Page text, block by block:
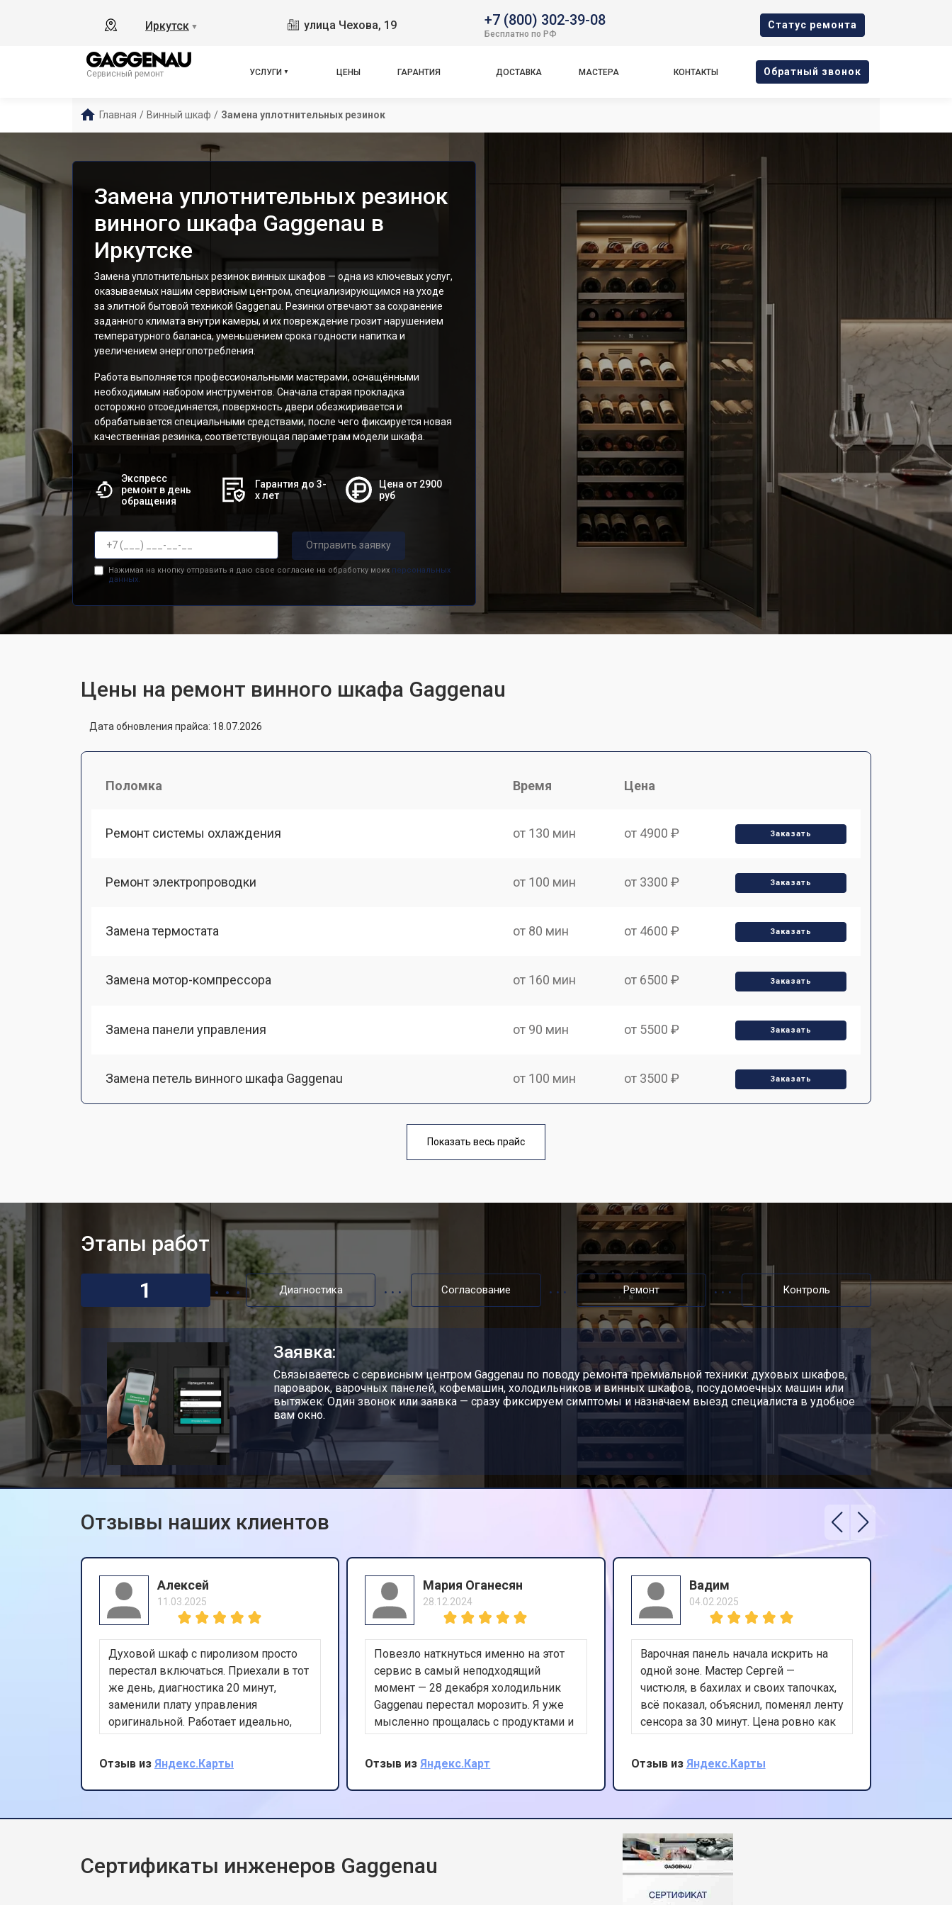
Иркутск ▼ улица Чехова, 19 +7 (800) 302-39-08
Бесплатно по РФ
Cтатус ремонта
Сервисный ремонт УСЛУГИ ЦЕНЫ ГАРАНТИЯ ДОСТАВКА МАСТЕРА КОНТАКТЫ Oбратный звонок
Главная / Винный шкаф / Замена уплотнительных резинок
Замена уплотнительных резинок
винного шкафа Gaggenau в
Иркутске
Замена уплотнительных резинок винных шкафов — одна из ключевых услуг,
оказываемых нашим сервисным центром, специализирующимся на уходе
за элитной бытовой техникой Gaggenau. Резинки отвечают за сохранение
заданного климата внутри камеры, и их повреждение грозит нарушением
температурного баланса, уменьшением срока годности напитка и
увеличением энергопотребления.
Работа выполняется профессиональными мастерами, оснащёнными
необходимым набором инструментов. Сначала старая прокладка
осторожно отсоединяется, поверхность двери обезжиривается и
обрабатывается специальными средствами, после чего фиксируется новая
качественная резинка, соответствующая параметрам модели шкафа.
Экспресс
ремонт в день
обращения
Гарантия до 3-
х лет
Цена от 2900
руб
Отправить заявку
Нажимая на кнопку отправить я даю свое согласие на обработку моих персональных
данных.
Цены на ремонт винного шкафа Gaggenau
Дата обновления прайса: 18.07.2026
Поломка Время Цена
Ремонт системы охлаждения от 130 мин от 4900 ₽ Заказать
Ремонт электропроводки от 100 мин от 3300 ₽ Заказать
Замена термостата от 80 мин от 4600 ₽ Заказать
Замена мотор-компрессора от 160 мин от 6500 ₽ Заказать
Замена панели управления от 90 мин от 5500 ₽ Заказать
Замена петель винного шкафа Gaggenau от 100 мин от 3500 ₽ Заказать
Показать весь прайс
Этапы работ
1
Диагностика Согласование Ремонт Контроль
Заявка:
Связываетесь с сервисным центром Gaggenau по поводу ремонта премиальной техники: духовых шкафов,
пароварок, варочных панелей, кофемашин, холодильников и винных шкафов, посудомоечных машин или
вытяжек. Один звонок или заявка — сразу фиксируем симптомы и назначаем выезд специалиста в удобное
вам окно.
Отзывы наших клиентов
Алексей
11.03.2025
Духовой шкаф с пиролизом просто
перестал включаться. Приехали в тот
же день, диагностика 20 минут,
заменили плату управления
оригинальной. Работает идеально,
цена не изменилась после осмотра.
Очень доволен скоростью и
качеством.
Отзыв из Яндекс.Карты
Мария Оганесян
28.12.2024
Повезло наткнуться именно на этот
сервис в самый неподходящий
момент — 28 декабря холодильник
Gaggenau перестал морозить. Я уже
мысленно прощалась с продуктами и
Новым годом. Другие сервисы либо
не брались за Gaggenau вообще, либо
называли цену новой техники. Здесь
оператор спокойно выслушал, сказал
телефону, и уже через 2,5 часа
морозилки, которую не видно без
Отзыв изЯндекс.Карт
Вадим
04.02.2025
Варочная панель начала искрить на
одной зоне. Мастер Сергей —
чистюля, в бахилах и своих тапочках,
всё показал, объяснил, поменял ленту
сенсора за 30 минут. Цена ровно как
по телефону. Спасибо!
Отзыв из Яндекс.Карты
Сертификаты инженеров Gaggenau